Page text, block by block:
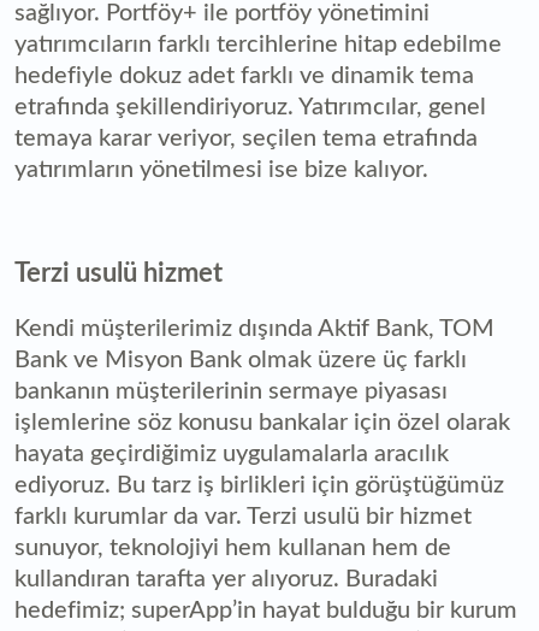
sağlıyor. Portföy+ ile portföy yönetimini
yatırımcıların farklı tercihlerine hitap edebilme
hedefiyle dokuz adet farklı ve dinamik tema
etrafında şekillendiriyoruz. Yatırımcılar, genel
temaya karar veriyor, seçilen tema etrafında
yatırımların yönetilmesi ise bize kalıyor.
Terzi usulü hizmet
Kendi müşterilerimiz dışında Aktif Bank, TOM
Bank ve Misyon Bank olmak üzere üç farklı
bankanın müşterilerinin sermaye piyasası
işlemlerine söz konusu bankalar için özel olarak
hayata geçirdiğimiz uygulamalarla aracılık
ediyoruz. Bu tarz iş birlikleri için görüştüğümüz
farklı kurumlar da var. Terzi usulü bir hizmet
sunuyor, teknolojiyi hem kullanan hem de
kullandıran tarafta yer alıyoruz. Buradaki
hedefimiz; superApp’in hayat bulduğu bir kurum